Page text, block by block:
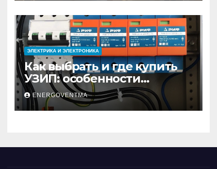
ЭЛЕКТРИКА И ЭЛЕКТРОНИКА
Как выбрать и где купить
УЗИП: особенности
устройств защиты от
импульсных
перенапряжений
ENERGOVENTMA